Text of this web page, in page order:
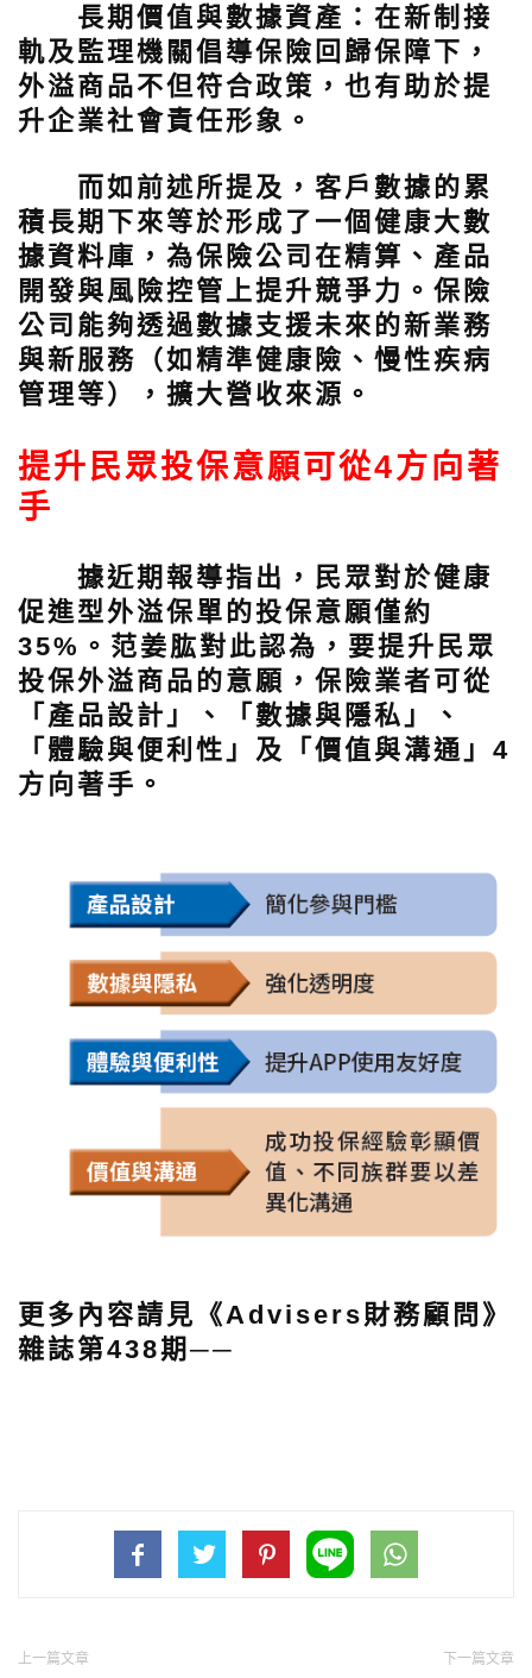
長期價值與數據資產：在新制接
軌及監理機關倡導保險回歸保障下，
外溢商品不但符合政策，也有助於提
升企業社會責任形象。
而如前述所提及，客戶數據的累
積長期下來等於形成了一個健康大數
據資料庫，為保險公司在精算、產品
開發與風險控管上提升競爭力。保險
公司能夠透過數據支援未來的新業務
與新服務（如精準健康險、慢性疾病
管理等），擴大營收來源。
提升民眾投保意願可從4方向著
手
據近期報導指出，民眾對於健康
促進型外溢保單的投保意願僅約
35%。范姜肱對此認為，要提升民眾
投保外溢商品的意願，保險業者可從
「產品設計」、「數據與隱私」、
「體驗與便利性」及「價值與溝通」4
方向著手。
更多內容請見《Advisers財務顧問》
雜誌第438期──
上一篇文章 下一篇文章